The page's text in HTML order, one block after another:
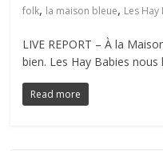
folk, la maison bleue, Les Hay
LIVE REPORT – À la
bien. Les Hay Babies
Read more